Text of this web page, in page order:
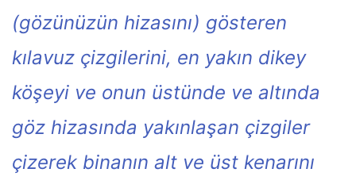
(gözünüzün hizasını) gösteren
kılavuz çizgilerini, en yakın dikey
köşeyi ve onun üstünde ve altında
göz hizasında yakınlaşan çizgiler
çizerek binanın alt ve üst kenarını